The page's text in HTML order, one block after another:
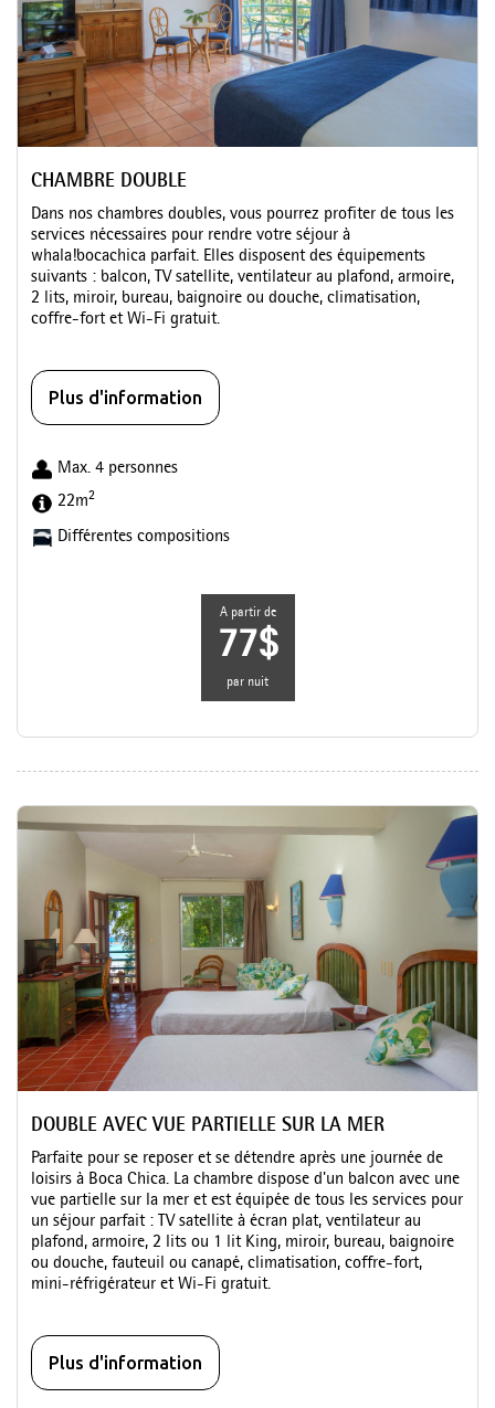
CHAMBRE DOUBLE
Dans nos chambres doubles, vous pourrez profiter de tous les
services nécessaires pour rendre votre séjour à
whala!bocachica parfait. Elles disposent des équipements
suivants : balcon, TV satellite, ventilateur au plafond, armoire,
2 lits, miroir, bureau, baignoire ou douche, climatisation,
coffre-fort et Wi-Fi gratuit.
Plus d'information
Max. 4 personnes
22m2
Différentes compositions
A partir de
77$
par nuit
DOUBLE AVEC VUE PARTIELLE SUR LA MER
Parfaite pour se reposer et se détendre après une journée de
loisirs à Boca Chica. La chambre dispose d'un balcon avec une
vue partielle sur la mer et est équipée de tous les services pour
un séjour parfait : TV satellite à écran plat, ventilateur au
plafond, armoire, 2 lits ou 1 lit King, miroir, bureau, baignoire
ou douche, fauteuil ou canapé, climatisation, coffre-fort,
mini-réfrigérateur et Wi-Fi gratuit.
Plus d'information